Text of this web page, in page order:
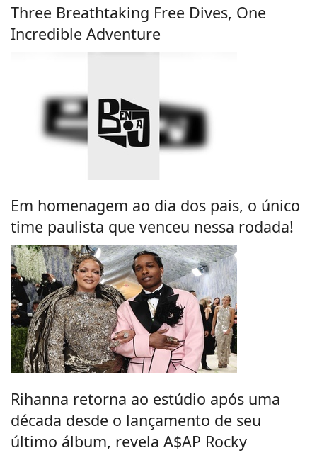
Three Breathtaking Free Dives, One
Incredible Adventure
Em homenagem ao dia dos pais, o único
time paulista que venceu nessa rodada!
Rihanna retorna ao estúdio após uma
década desde o lançamento de seu
último álbum, revela A$AP Rocky